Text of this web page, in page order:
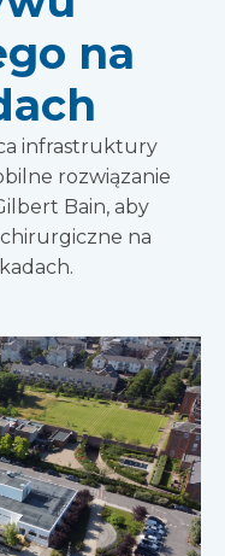
na
infrastruktury
rozwiązanie
Bain, aby
na